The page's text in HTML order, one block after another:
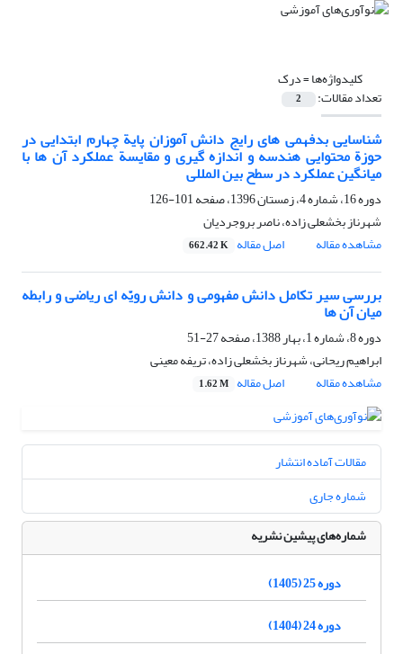
کلیدواژه‌ها =درک
تعداد مقالات: 2
شناسایی بدفهمی های رایج دانش آموزان پایة چهارم ابتدایی در
حوزة محتوایی هندسه و اندازه گیری و مقایسة عملکرد آن ها با
میانگین عملکرد در سطح بین المللی
دوره 16، شماره 4، زمستان 1396، صفحه
101-126
شهرناز بخشعلی زاده، ناصر بروجردیان
مشاهده مقاله
اصل مقاله 662.42 K
بررسی سیر تکامل دانش مفهومی و دانش رویّه ای ریاضی و رابطه
میان آن ها
دوره 8، شماره 1، بهار 1388، صفحه
27-51
ابراهیم ریحانی، شهرناز بخشعلی زاده، تریفه معینی
مشاهده مقاله
اصل مقاله 1.62 M
مقالات آماده انتشار
شماره جاری
شماره‌های پیشین نشریه
دوره 25 (1405)
دوره 24 (1404)